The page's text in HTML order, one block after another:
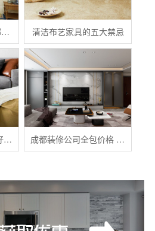
清洁水晶灯的步骤有哪些？ 清洁布艺家具的五大禁忌
什么是全包 全包好不好 全包装修注意事项有哪些 成都装修公司全包价格 成都全包装修多少钱一平